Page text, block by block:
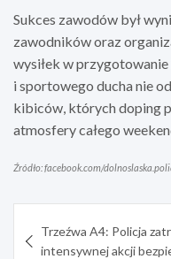
Sukces zawodów był
zawodników oraz
wysiłek w
i sportowego ducha nie
kibiców, których doping
atmosfery całego
Źródło: facebook.com/
wpisu
Trzeźwa A4: Policja
intensywnej akcji